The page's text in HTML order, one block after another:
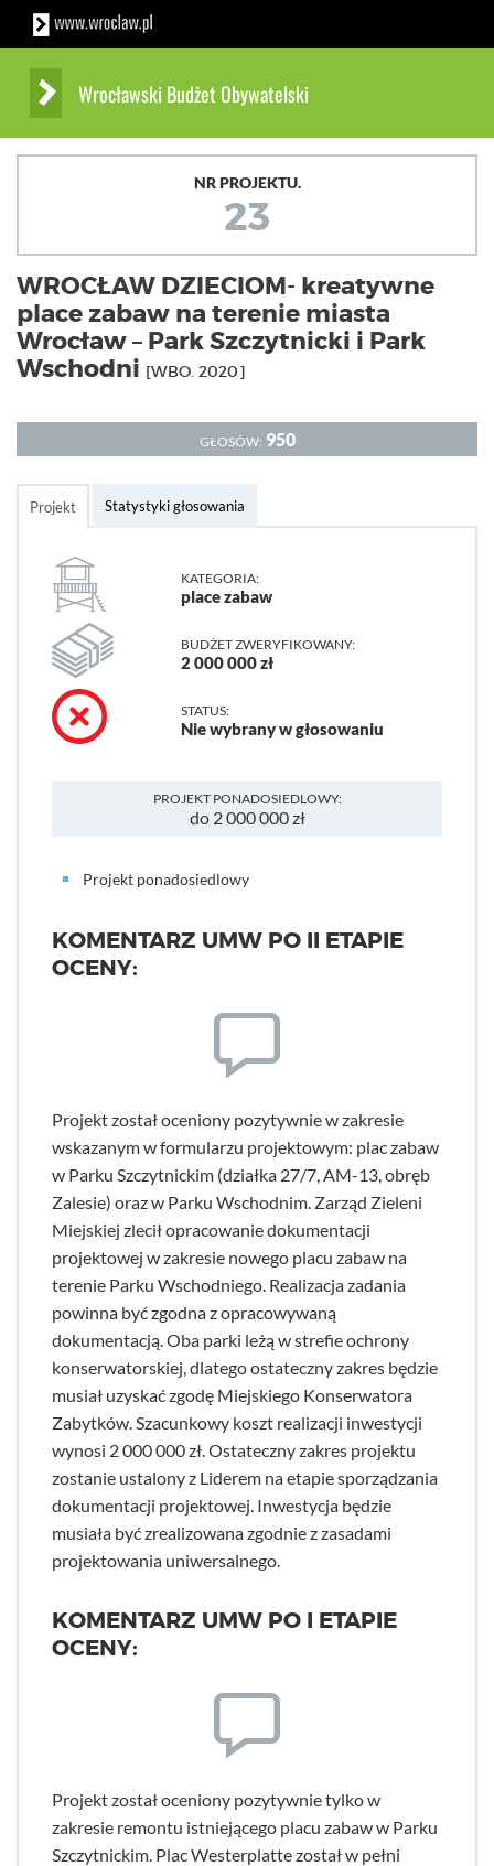
Wrocławski Budżet Obywatelski
NR PROJEKTU.
23
WROCŁAW DZIECIOM- kreatywne
place zabaw na terenie miasta
Wrocław – Park Szczytnicki i Park
Wschodni [WBO. 2020]
GŁOSÓW: 950
Projekt Statystyki głosowania
KATEGORIA:
place zabaw
BUDŻET ZWERYFIKOWANY:
2 000 000 zł
STATUS:
Nie wybrany w głosowaniu
PROJEKT PONADOSIEDLOWY:
do 2 000 000 zł
Projekt ponadosiedlowy
KOMENTARZ UMW PO II ETAPIE
OCENY:
Projekt został oceniony pozytywnie w zakresie
wskazanym w formularzu projektowym: plac zabaw
w Parku Szczytnickim (działka 27/7, AM-13, obręb
Zalesie) oraz w Parku Wschodnim. Zarząd Zieleni
Miejskiej zlecił opracowanie dokumentacji
projektowej w zakresie nowego placu zabaw na
terenie Parku Wschodniego. Realizacja zadania
powinna być zgodna z opracowywaną
dokumentacją. Oba parki leżą w strefie ochrony
konserwatorskiej, dlatego ostateczny zakres będzie
musiał uzyskać zgodę Miejskiego Konserwatora
Zabytków. Szacunkowy koszt realizacji inwestycji
wynosi 2 000 000 zł. Ostateczny zakres projektu
zostanie ustalony z Liderem na etapie sporządzania
dokumentacji projektowej. Inwestycja będzie
musiała być zrealizowana zgodnie z zasadami
projektowania uniwersalnego.
KOMENTARZ UMW PO I ETAPIE
OCENY:
Projekt został oceniony pozytywnie tylko w
zakresie remontu istniejącego placu zabaw w Parku
Szczytnickim. Plac Westerplatte został w pełni